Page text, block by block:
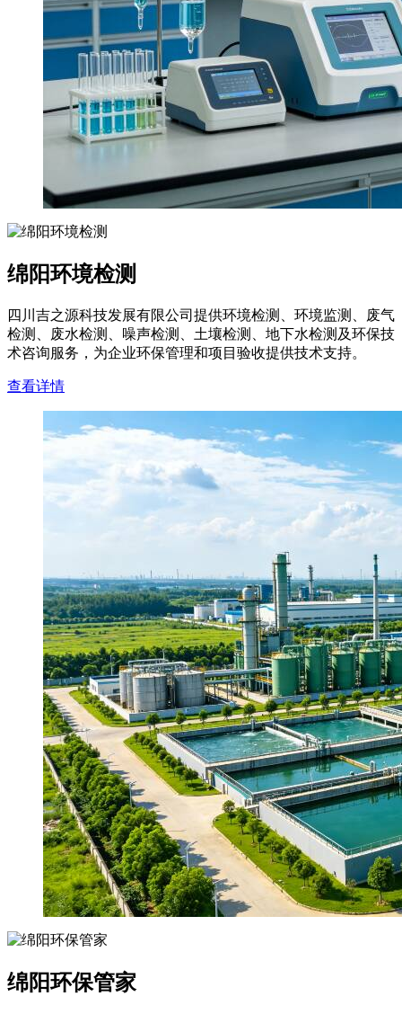
绵阳环境检测
四川吉之源科技发展有限公司提供环境检测、环境监测、废气
检测、废水检测、噪声检测、土壤检测、地下水检测及环保技
术咨询服务，为企业环保管理和项目验收提供技术支持。
查看详情
绵阳环保管家